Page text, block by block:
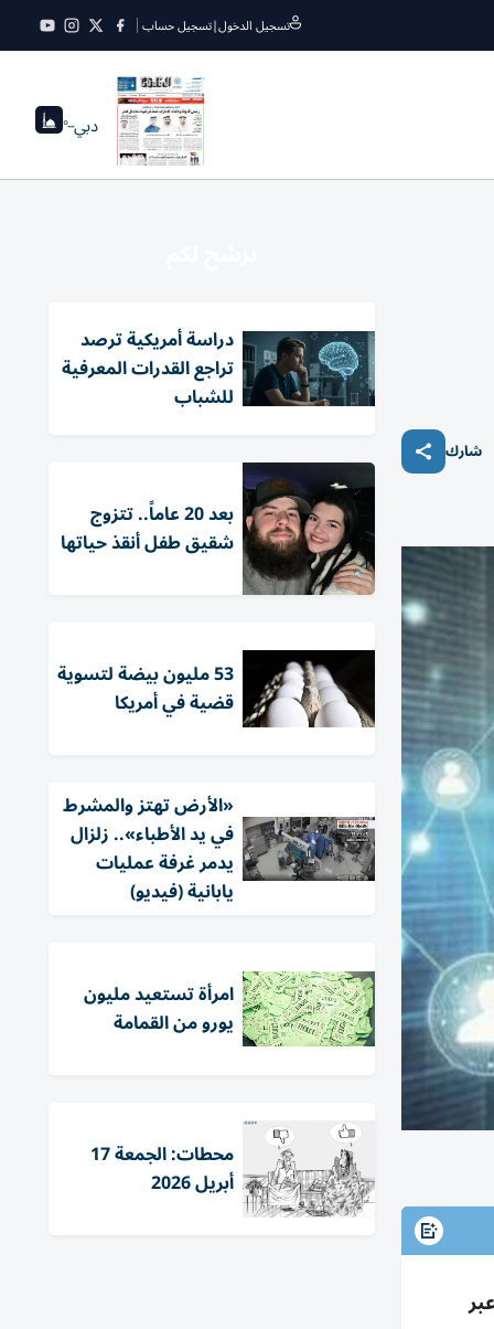
تسجيل الدخول|تسجيل حساب
دبي--°
شارك
دراسة أمريكية ترصد
تراجع القدرات المعرفية
للشباب
بعد 20 عاماً.. تتزوج
شقيق طفل أنقذ حياتها
53 مليون بيضة لتسوية
قضية في أمريكا
«الأرض تهتز والمشرط
في يد الأطباء».. زلزال
يدمر غرفة عمليات
يابانية (فيديو)
امرأة تستعيد مليون
يورو من القمامة
محطات: الجمعة 17
أبريل 2026